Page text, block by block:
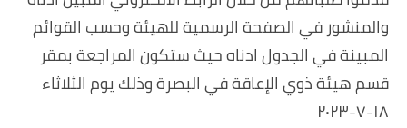
والمنشور في الصفحة الرسمية للهيئة وحسب القوائم
المبينة في الجدول ادناه حيث ستكون المراجعة بمقر
قسم هيئة ذوي الإعاقة في البصرة وذلك يوم الثلاثاء
١٨-٧-٢٠٢٣